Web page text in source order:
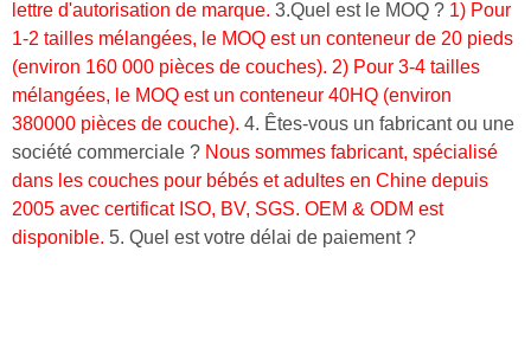
lettre d'autorisation de marque. 3.Quel est le MOQ ? 1) Pour
1-2 tailles mélangées, le MOQ est un conteneur de 20 pieds
(environ 160 000 pièces de couches). 2) Pour 3-4 tailles
mélangées, le MOQ est un conteneur 40HQ (environ
380000 pièces de couche). 4. Êtes-vous un fabricant ou une
société commerciale ? Nous sommes fabricant, spécialisé
dans les couches pour bébés et adultes en Chine depuis
2005 avec certificat ISO, BV, SGS. OEM & ODM est
disponible. 5. Quel est votre délai de paiement ?